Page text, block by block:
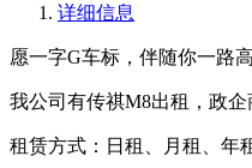
详细信息
愿一字G车标，伴随你一路
我公司有传祺M8出租，政企
租赁方式：日租、月租、年